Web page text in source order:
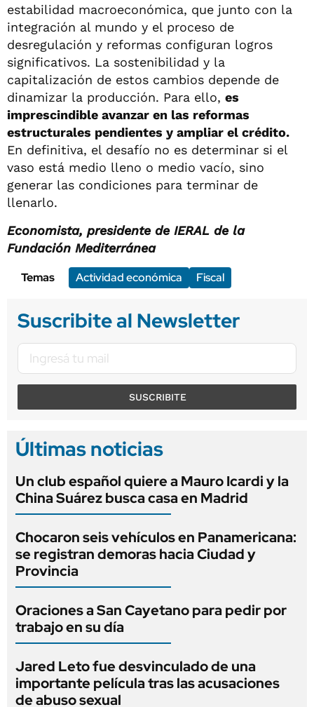
estabilidad macroeconómica, que junto con la
integración al mundo y el proceso de
desregulación y reformas configuran logros
significativos. La sostenibilidad y la
capitalización de estos cambios depende de
dinamizar la producción. Para ello, es
imprescindible avanzar en las reformas
estructurales pendientes y ampliar el crédito.
En definitiva, el desafío no es determinar si el
vaso está medio lleno o medio vacío, sino
generar las condiciones para terminar de
llenarlo.
Economista, presidente de IERAL de la
Fundación Mediterránea
Temas
Actividad económica Fiscal
Suscribite al Newsletter
SUSCRIBITE
Últimas noticias
Un club español quiere a Mauro Icardi y la
China Suárez busca casa en Madrid
Chocaron seis vehículos en Panamericana:
se registran demoras hacia Ciudad y
Provincia
Oraciones a San Cayetano para pedir por
trabajo en su día
Jared Leto fue desvinculado de una
importante película tras las acusaciones
de abuso sexual